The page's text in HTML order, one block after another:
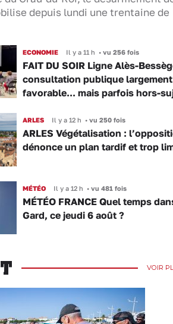
depuis lundi une trentaine de
ECONOMIE Il y a 11 h •vu 256 fois
FAIT DU SOIR Ligne Alès-
consultation publique largement
favorable... mais parfois hors-
ARLES Il y a 12 h •vu 250 fois
ARLES Végétalisation :
dénonce un plan tardif et trop
MÉTÉO Il y a 12 h •vu 481 fois
MÉTÉO FRANCE Quel temps
Gard, ce jeudi 6 août ?
VOIR